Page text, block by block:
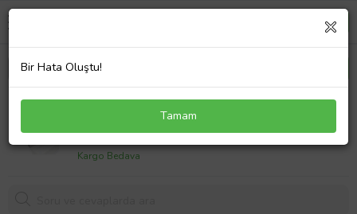
Tonersepeti Kyocera Mita TK-5230 Muadil Kırmızı
635,21 TL
Kargo Bedava
Bir Hata Oluştu!
Tamam